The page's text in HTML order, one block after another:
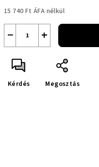
15 740 Ft ÁFA nélkül
+
−
Kérdés Megosztás